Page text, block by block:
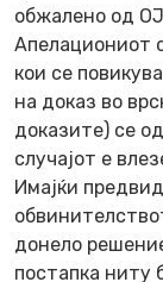
обжалено од
Апелациониот
кои се
на доказ во
доказите) се
случајот е
Имајќи
донело
постапка ниту